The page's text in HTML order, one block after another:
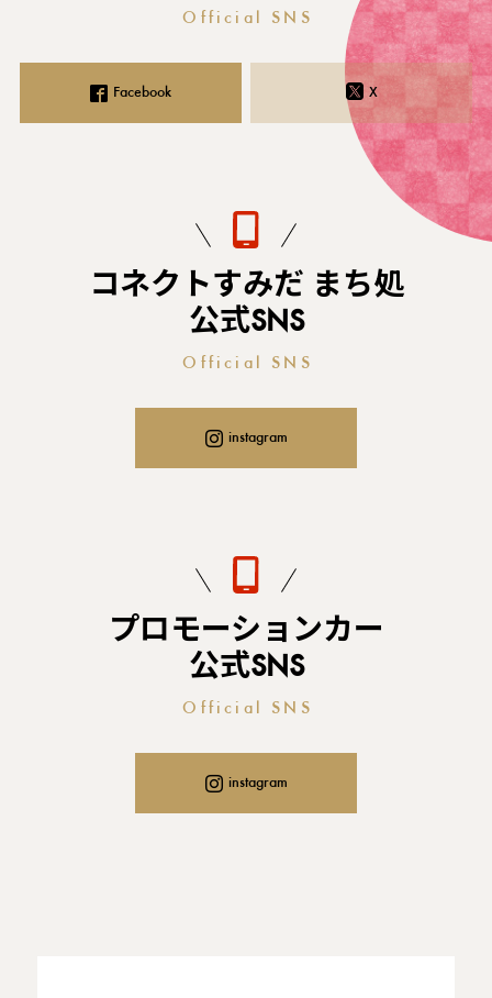
Official SNS
Facebook X
コネクトすみだ まち処
公式SNS
Official SNS
instagram
プロモーションカー
公式SNS
Official SNS
instagram